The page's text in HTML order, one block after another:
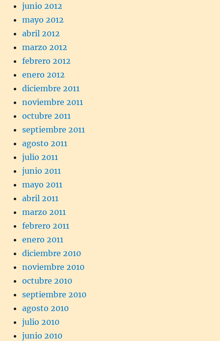
junio 2012
mayo 2012
abril 2012
marzo 2012
febrero 2012
enero 2012
diciembre 2011
noviembre 2011
octubre 2011
septiembre 2011
agosto 2011
julio 2011
junio 2011
mayo 2011
abril 2011
marzo 2011
febrero 2011
enero 2011
diciembre 2010
noviembre 2010
octubre 2010
septiembre 2010
agosto 2010
julio 2010
junio 2010